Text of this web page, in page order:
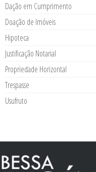
Dação em Cumprimento
Doação de Imóveis
Hipoteca
Justificação Notarial
Propriedade Horizontal
Trespasse
Usufruto